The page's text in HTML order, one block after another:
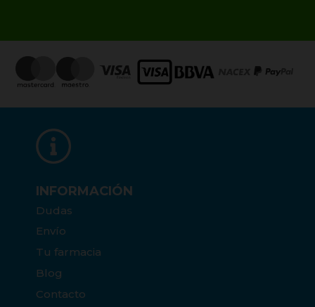
INFORMACIÓN
Dudas
Envío
Tu farmacia
Blog
Contacto